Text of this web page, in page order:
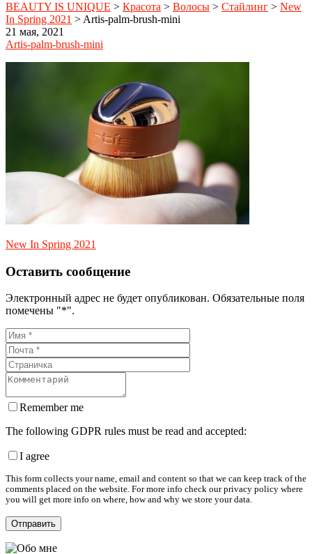
BEAUTY IS UNIQUE > Красота > Волосы > Стайлинг > New
In Spring 2021 > Artis-palm-brush-mini
21 мая, 2021
Artis-palm-brush-mini
New In Spring 2021
Оставить сообщение
Электронный адрес не будет опубликован. Обязательные поля
помечены "*".
Remember me
The following GDPR rules must be read and accepted:
I agree
This form collects your name, email and content so that we can keep track of the
comments placed on the website. For more info check our privacy policy where
you will get more info on where, how and why we store your data.